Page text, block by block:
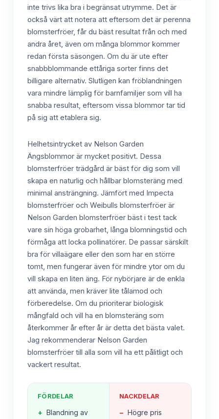
inte trivs lika bra i begränsat utrymme. Det är
också värt att notera att eftersom det är perenna
blomsterfröer, får du bäst resultat från och med
andra året, även om många blommor kommer
redan första säsongen. Om du är ute efter
snabbblommande ettåriga sorter finns det
billigare alternativ. Slutligen kan fröblandningen
vara mindre lämplig för barnfamiljer som vill ha
snabba resultat, eftersom vissa blommor tar tid
på sig att etablera sig.
Helhetsintrycket av Nelson Garden
Ängsblommor är mycket positivt. Dessa
blomsterfröer trädgård är bäst för dig som vill
skapa en naturlig och hållbar blomsteräng med
minimal ansträngning. Jämfört med Impecta
blomsterfröer och Weibulls blomsterfröer är
Nelson Garden blomsterfröer bäst i test tack
vare sin höga grobarhet, långa blomningstid och
förmåga att locka pollinatörer. De passar särskilt
bra för villaägare eller den som har en större
tomt, men fungerar även för mindre ytor om du
vill skapa en liten äng. För nybörjare är de enkla
att använda, men kräver lite tålamod och
förberedelse. Om du prioriterar biologisk
mångfald och vill ha en blomsteräng som
återkommer år efter år är detta det bästa valet.
Jag rekommenderar Nelson Garden
blomsterfröer till alla som vill ha ett pålitligt och
vackert resultat.
FÖRDELAR
+ Blandning av
NACKDELAR
− Högre pris